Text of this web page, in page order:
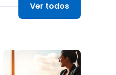
Ver todos